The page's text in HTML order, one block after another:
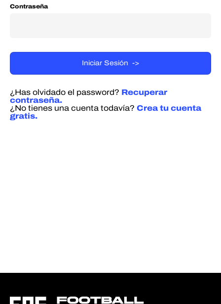
Contraseña
¿Has olvidado el password? Recuperar
contraseña.
¿No tienes una cuenta todavía? Crea tu cuenta
gratis.